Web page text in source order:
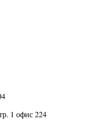
1 офис 224